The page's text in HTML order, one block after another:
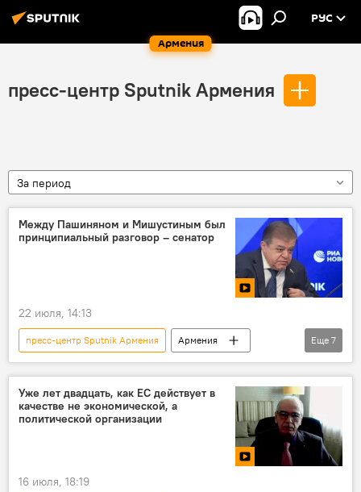
Армения
РУС
пресс-центр Sputnik Армения
За период
Между Пашиняном и Мишустиным был
принципиальный разговор – сенатор
22 июля, 14:13
пресс-центр Sputnik Армения
Армения
Новости Армения
Политика
Пашинян Никол
Михаил Мишустин
сенатор
Видео
Еще 7
Уже лет двадцать, как ЕС действует в
качестве не экономической, а
политической организации
16 июля, 18:19